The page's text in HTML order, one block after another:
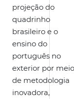
projeção do
quadrinho
brasileiro e o
ensino do
português no
exterior por meio
de metodologia
inovadora,